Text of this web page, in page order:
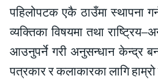
पहिलोपटक एकै ठाउँमा स्थापना
व्यक्तिका विषयमा तथा
आउनुपर्ने गरी अनुसन्धान केन्द्र
पत्रकार र कलाकारका लागि